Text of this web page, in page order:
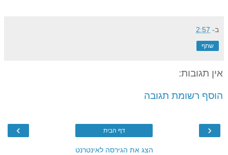
ב- 2:57
שתף
אין תגובות:
הוסף רשומת תגובה
‹
› דף הבית
הצג את הגירסה לאינטרנט